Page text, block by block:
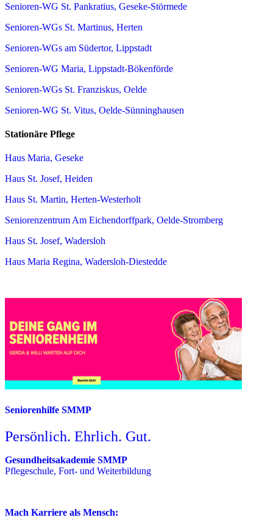
Senioren-WG St. Pankratius, Geseke-Störmede
Senioren-WGs St. Martinus, Herten
Senioren-WGs am Südertor, Lippstadt
Senioren-WG Maria, Lippstadt-Bökenförde
Senioren-WGs St. Franziskus, Oelde
Senioren-WG St. Vitus, Oelde-Sünninghausen
Stationäre Pflege
Haus Maria, Geseke
Haus St. Josef, Heiden
Haus St. Martin, Herten-Westerholt
Seniorenzentrum Am Eichendorffpark, Oelde-Stromberg
Haus St. Josef, Wadersloh
Haus Maria Regina, Wadersloh-Diestedde
Seniorenhilfe SMMP
Persönlich. Ehrlich. Gut.
Gesundheitsakademie SMMP
Pflegeschule, Fort- und Weiterbildung
Mach Karriere als Mensch: